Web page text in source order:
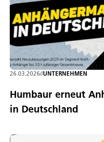
26.03.2026//UNTERNEHMEN
Humbaur erneut
in Deutschland